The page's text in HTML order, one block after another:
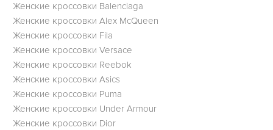
Женские кроссовки Balenciaga
Женские кроссовки Alex McQueen
Женские кроссовки Fila
Женские кроссовки Versace
Женские кроссовки Reebok
Женские кроссовки Asics
Женские кроссовки Puma
Женские кроссовки Under Armour
Женские кроссовки Dior